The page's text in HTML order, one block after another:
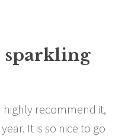
sparkling
highly recommend it,
It is so nice to go